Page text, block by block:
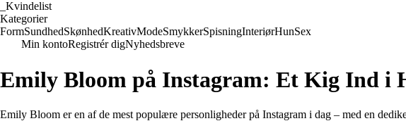
Kvindelist
Kategorier
FormSundhedSkønhedKreativModeSmykkerSpisningInteriørHunSex
Min kontoRegistrér digNyhedsbreve
Emily Bloom på Instagram: Et Kig Ind i
Emily Bloom er en af de mest populære personligheder på Instagram i dag – med en